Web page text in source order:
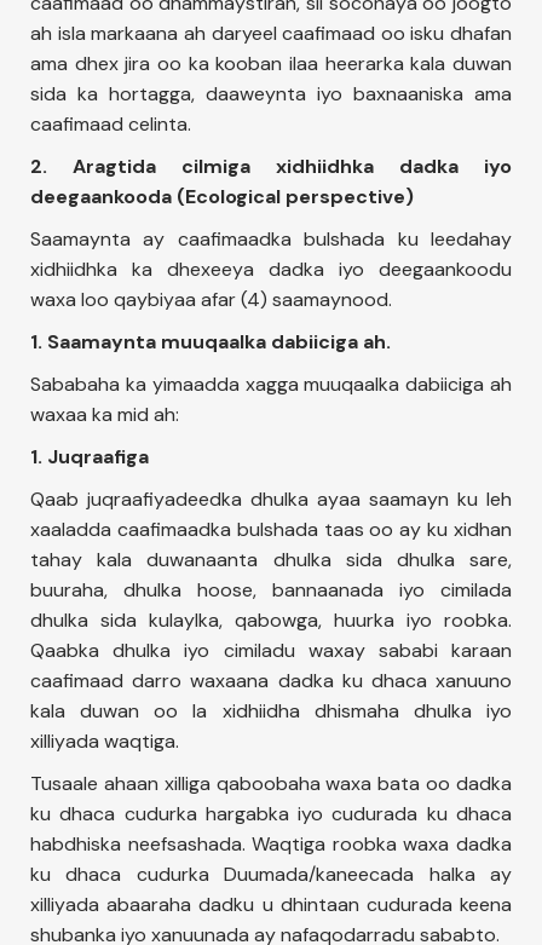
ah isla markaana ah daryeel caafimaad oo isku dhafan
ama dhex jira oo ka kooban ilaa heerarka kala duwan
sida ka hortagga, daaweynta iyo baxnaaniska ama
caafimaad celinta.
2. Aragtida cilmiga xidhiidhka dadka iyo
deegaankooda (Ecological perspective)
Saamaynta ay caafimaadka bulshada ku leedahay
xidhiidhka ka dhexeeya dadka iyo deegaankoodu
waxa loo qaybiyaa afar (4) saamaynood.
1. Saamaynta muuqaalka dabiiciga ah.
Sababaha ka yimaadda xagga muuqaalka dabiiciga ah
waxaa ka mid ah:
1. Juqraafiga
Qaab juqraafiyadeedka dhulka ayaa saamayn ku leh
xaaladda caafimaadka bulshada taas oo ay ku xidhan
tahay kala duwanaanta dhulka sida dhulka sare,
buuraha, dhulka hoose, bannaanada iyo cimilada
dhulka sida kulaylka, qabowga, huurka iyo roobka.
Qaabka dhulka iyo cimiladu waxay sababi karaan
caafimaad darro waxaana dadka ku dhaca xanuuno
kala duwan oo la xidhiidha dhismaha dhulka iyo
xilliyada waqtiga.
Tusaale ahaan xilliga qaboobaha waxa bata oo dadka
ku dhaca cudurka hargabka iyo cudurada ku dhaca
habdhiska neefsashada. Waqtiga roobka waxa dadka
ku dhaca cudurka Duumada/kaneecada halka ay
xilliyada abaaraha dadku u dhintaan cudurada keena
shubanka iyo xanuunada ay nafaqodarradu sababto.